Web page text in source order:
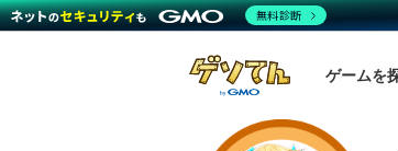
ゲームを
無料診断